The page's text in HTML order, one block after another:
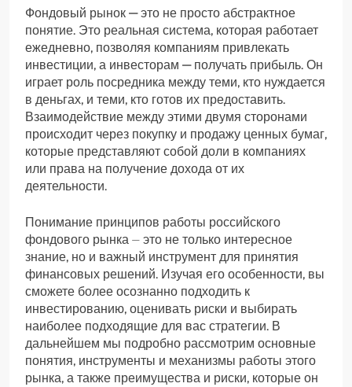
Фондовый рынок — это не просто абстрактное
понятие. Это реальная система, которая работает
ежедневно, позволяя компаниям привлекать
инвестиции, а инвесторам — получать прибыль. Он
играет роль посредника между теми, кто нуждается
в деньгах, и теми, кто готов их предоставить.
Взаимодействие между этими двумя сторонами
происходит через покупку и продажу ценных бумаг,
которые представляют собой доли в компаниях
или права на получение дохода от их
деятельности.
Понимание принципов работы российского
фондового рынка ⏤ это не только интересное
знание, но и важный инструмент для принятия
финансовых решений. Изучая его особенности, вы
сможете более осознанно подходить к
инвестированию, оценивать риски и выбирать
наиболее подходящие для вас стратегии. В
дальнейшем мы подробно рассмотрим основные
понятия, инструменты и механизмы работы этого
рынка, а также преимущества и риски, которые он